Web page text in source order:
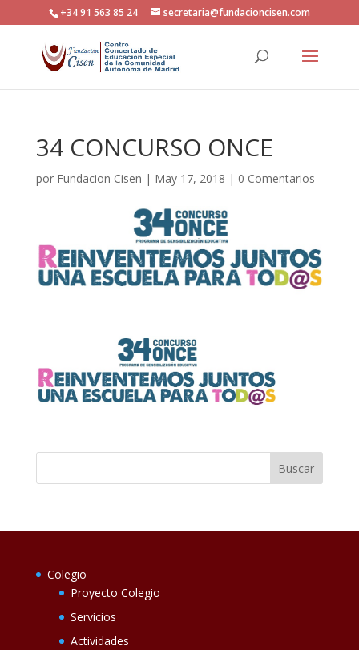
+34 91 563 85 24 secretaria@fundacioncisen.com
34 CONCURSO ONCE
por Fundacion Cisen | May 17, 2018 | 0 Comentarios
Colegio
Proyecto Colegio
Servicios
Actividades